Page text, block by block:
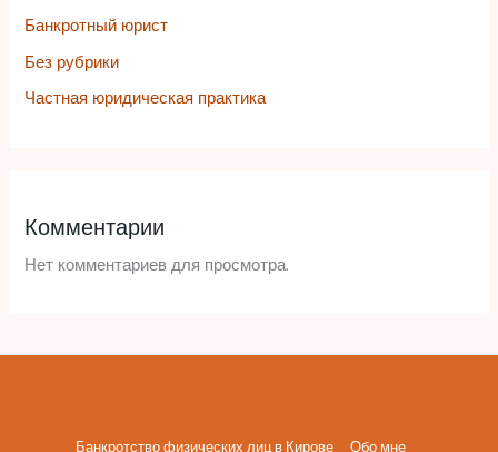
Банкротный юрист
Без рубрики
Частная юридическая практика
Комментарии
Нет комментариев для просмотра.
Банкротство физических лиц в Кирове Обо мне